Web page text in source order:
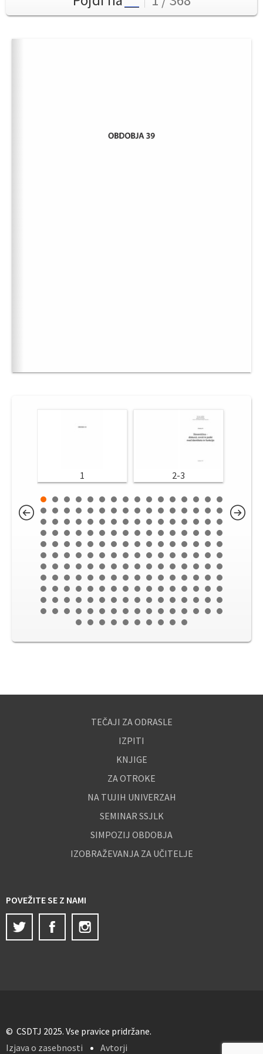
1 2-3
TEČAJI ZA ODRASLE
IZPITI
KNJIGE
ZA OTROKE
NA TUJIH UNIVERZAH
SEMINAR SSJLK
SIMPOZIJ OBDOBJA
IZOBRAŽEVANJA ZA UČITELJE
POVEŽITE SE Z NAMI
Twitter
Facebook
© CSDTJ 2025. Vse pravice pridržane.
Izjava o zasebnosti
Avtorji